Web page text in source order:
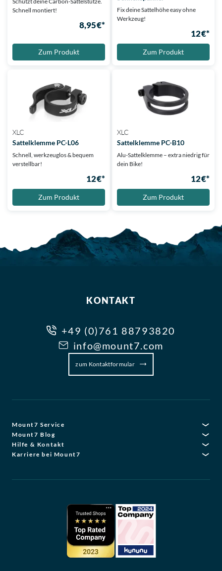
Schnell montiert!
8,95 €*
Zum Produkt
Fix deine Sattelhöhe easy ohne
Werkzeug!
12 €*
Zum Produkt
XLC
Sattelklemme PC-L06
Schnell, werkzeuglos & bequem
verstellbar!
12 €*
Zum Produkt
XLC
Sattelklemme PC-B10
Alu-Sattelklemme – extra niedrig für
dein Bike!
12 €*
Zum Produkt
KONTAKT
+49 (0)761 88793820
info@mount7.com
zum Kontaktformular
Mount7 Service
Mount7 Blog
Hilfe & Kontakt
Karriere bei Mount7